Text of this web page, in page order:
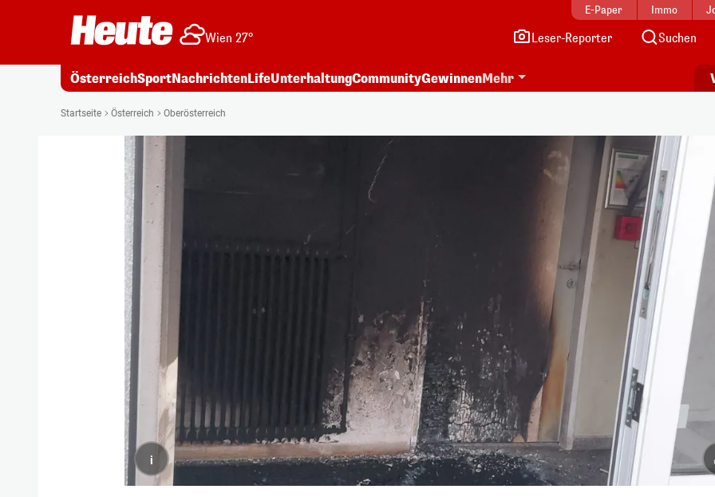
E-Paper Immo
Wien 27° Leser-Reporter Suchen
ÖsterreichSportNachrichtenLifeUnterhaltungCommunityGewinnenMehr
Startseite Österreich Oberösterreich
i